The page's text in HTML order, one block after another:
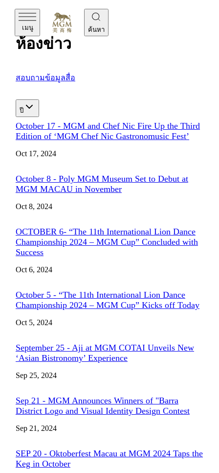
เมนู ค้นหา
MGM
ห้องข่าว
สอบถามข้อมูลสื่อ
ปี
October 17 - MGM and Chef Nic Fire Up the Third
Edition of ‘MGM Chef Nic Gastronomusic Fest’
Oct 17, 2024
October 8 - Poly MGM Museum Set to Debut at
MGM MACAU in November
Oct 8, 2024
OCTOBER 6- “The 11th International Lion Dance
Championship 2024 – MGM Cup” Concluded with
Success
Oct 6, 2024
October 5 - “The 11th International Lion Dance
Championship 2024 – MGM Cup” Kicks off Today
Oct 5, 2024
September 25 - Aji at MGM COTAI Unveils New
‘Asian Bistronomy’ Experience
Sep 25, 2024
Sep 21 - MGM Announces Winners of "Barra
District Logo and Visual Identity Design Contest
Sep 21, 2024
SEP 20 - Oktoberfest Macau at MGM 2024 Taps the
Keg in October